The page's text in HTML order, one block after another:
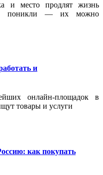
и место продлят жизнь
поникли — их можно
и
онлайн-площадок в
товары и услуги
как покупать